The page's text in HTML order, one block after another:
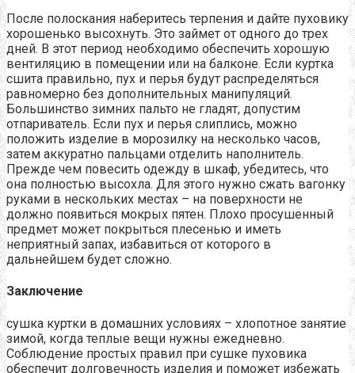
После полоскания наберитесь терпения и дайте пуховику
хорошенько высохнуть. Это займет от одного до трех
дней. В этот период необходимо обеспечить хорошую
вентиляцию в помещении или на балконе. Если куртка
сшита правильно, пух и перья будут распределяться
равномерно без дополнительных манипуляций.
Большинство зимних пальто не гладят, допустим
отпариватель. Если пух и перья слиплись, можно
положить изделие в морозилку на несколько часов,
затем аккуратно пальцами отделить наполнитель.
Прежде чем повесить одежду в шкаф, убедитесь, что
она полностью высохла. Для этого нужно сжать вагонку
руками в нескольких местах – на поверхности не
должно появиться мокрых пятен. Плохо просушенный
предмет может покрыться плесенью и иметь
неприятный запах, избавиться от которого в
дальнейшем будет сложно.
Заключение
сушка куртки в домашних условиях – хлопотное занятие
зимой, когда теплые вещи нужны ежедневно.
Соблюдение простых правил при сушке пуховика
обеспечит долговечность изделия и поможет избежать